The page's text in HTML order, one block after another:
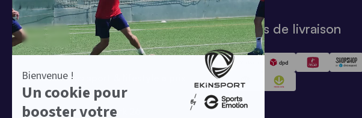
Tenues de match
Offres clubs
Ensembles sport & lifestyle à prix
réduit
Collection Nike Park 26
Modes de livraison